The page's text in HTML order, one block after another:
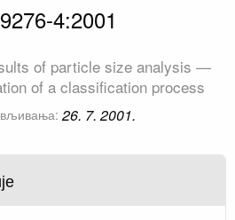
4:2001
of particle size analysis —
of a classification process
26. 7. 2001.